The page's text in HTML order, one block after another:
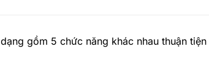
gồm 5 chức năng khác nhau thuận